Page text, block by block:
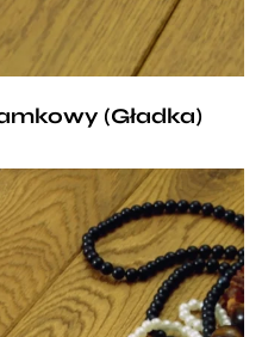
a sposób jej wykonania
nam wiele lat
(Gładka)